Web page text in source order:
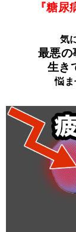
『糖
気
最悪の
生き
悩ま